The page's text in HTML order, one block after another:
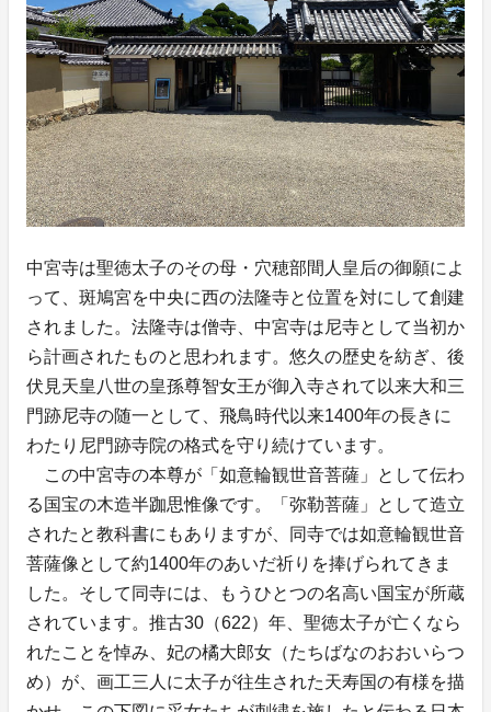
中宮寺は聖徳太子のその母・穴穂部間人皇后の御願によ
って、斑鳩宮を中央に西の法隆寺と位置を対にして創建
されました。法隆寺は僧寺、中宮寺は尼寺として当初か
ら計画されたものと思われます。悠久の歴史を紡ぎ、後
伏見天皇八世の皇孫尊智女王が御入寺されて以来大和三
門跡尼寺の随一として、飛鳥時代以来1400年の長きに
わたり尼門跡寺院の格式を守り続けています。
この中宮寺の本尊が「如意輪観世音菩薩」として伝わ
る国宝の木造半跏思惟像です。「弥勒菩薩」として造立
されたと教科書にもありますが、同寺では如意輪観世音
菩薩像として約1400年のあいだ祈りを捧げられてきま
した。そして同寺には、もうひとつの名高い国宝が所蔵
されています。推古30（622）年、聖徳太子が亡くなら
れたことを悼み、妃の橘大郎女（たちばなのおおいらつ
め）が、画工三人に太子が往生された天寿国の有様を描